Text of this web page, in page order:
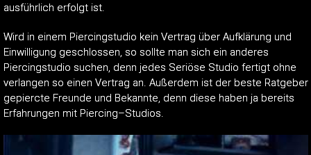
ausführlich erfolgt ist.
Wird in einem Piercingstudio kein Vertrag über Aufklärung und
Einwilligung geschlossen, so sollte man sich ein anderes
Piercingstudio suchen, denn jedes Seriöse Studio fertigt ohne
verlangen so einen Vertrag an. Außerdem ist der beste Ratgeber
gepiercte Freunde und Bekannte, denn diese haben ja bereits
Erfahrungen mit Piercing–Studios.